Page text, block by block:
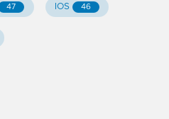
47 IOS 46